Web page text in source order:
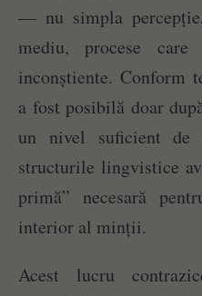
— nu simpla
mediu, procese
inconștiente. Conform
a fost posibilă doar
un nivel suficient de
structurile lingvistice
primă” necesară
interior al minții.
Acest lucru